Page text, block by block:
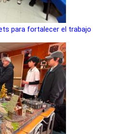
para fortalecer el trabajo